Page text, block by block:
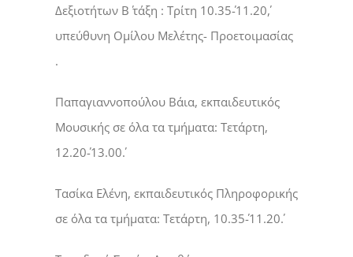
Δεξιοτήτων Β΄ τάξη : Τρίτη 10.35΄-11.20΄,
υπεύθυνη Ομίλου Μελέτης- Προετοιμασίας
.
Παπαγιαννοπούλου Βάια, εκπαιδευτικός
Μουσικής σε όλα τα τμήματα: Τετάρτη,
12.20΄-13.00΄.
Τασίκα Ελένη, εκπαιδευτικός Πληροφορικής
σε όλα τα τμήματα: Τετάρτη, 10.35΄-11.20΄.